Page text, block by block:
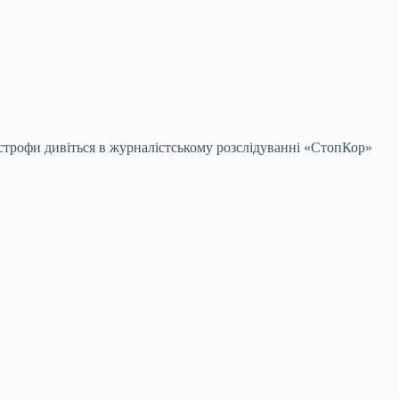
дивіться в журналістському розслідуванні «СтопКор»